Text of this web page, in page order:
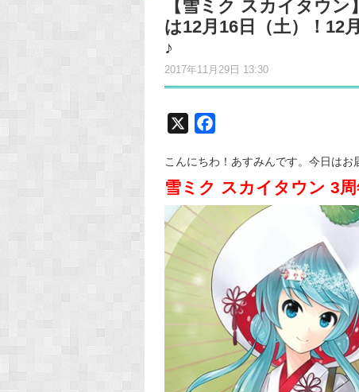
【雪ミク スカイタウ
は12月16日（土）！12
♪
2017年11月29日 13:30
c
b
o
k
こんにちわ！あすみんです。今日はお
雪ミク スカイタウン 3